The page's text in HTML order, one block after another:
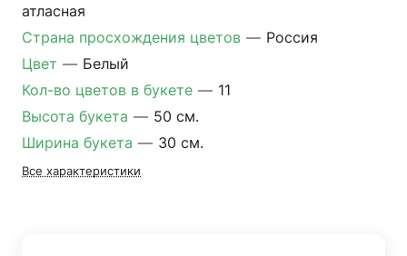
атласная
Страна просхождения цветов — Россия
Цвет — Белый
Кол-во цветов в букете — 11
Высота букета — 50 см.
Ширина букета — 30 см.
Все характеристики